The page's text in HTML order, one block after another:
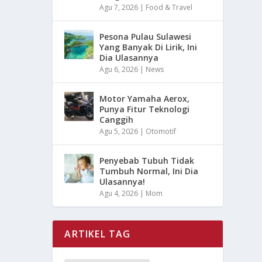
Agu 7, 2026 | Food & Travel
Pesona Pulau Sulawesi
Yang Banyak Di Lirik, Ini
Dia Ulasannya
Agu 6, 2026 | News
Motor Yamaha Aerox,
Punya Fitur Teknologi
Canggih
Agu 5, 2026 | Otomotif
Penyebab Tubuh Tidak
Tumbuh Normal, Ini Dia
Ulasannya!
Agu 4, 2026 | Mom
ARTIKEL TAG